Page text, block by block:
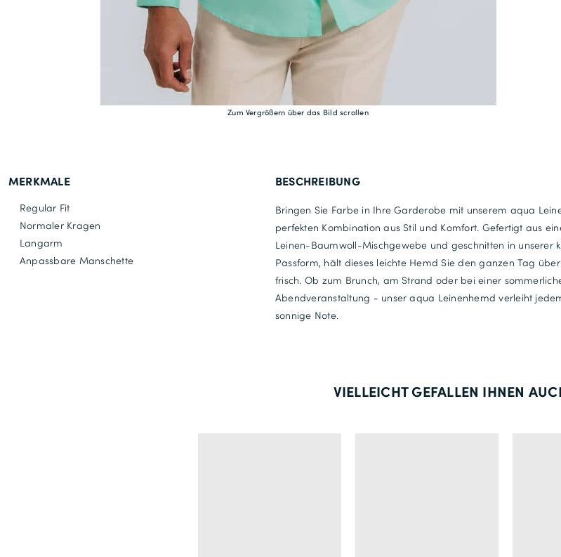
Zum Vergrößern über das Bild scrollen
MERKMALE
Regular Fit
Normaler Kragen
Langarm
Anpassbare Manschette
BESCHREIBUNG
Bringen Sie Farbe in Ihre Garderobe mit unserem aqua
perfekten Kombination aus Stil und Komfort. Gefertigt aus
Leinen-Baumwoll-Mischgewebe und geschnitten in unserer
Passform, hält dieses leichte Hemd Sie den ganzen Tag
frisch. Ob zum Brunch, am Strand oder bei einer
Abendveranstaltung - unser aqua Leinenhemd verleiht
sonnige Note.
VIELLEICHT GEFALLEN IHNEN